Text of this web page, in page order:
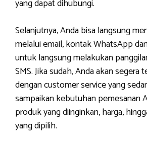
yang dapat dihubungi.
Selanjutnya, Anda bisa langsung
melalui email, kontak WhatsApp
untuk langsung melakukan
SMS. Jika sudah, Anda akan segera
dengan customer service yang
sampaikan kebutuhan pemesanan
produk yang diinginkan, harga,
yang dipilih.